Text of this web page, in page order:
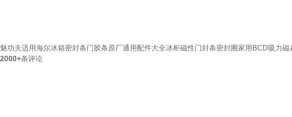
魅功夫适用海尔冰箱密封条门胶条原厂通用配件大全冰柜磁性门封条密封圈家用BCD吸力
2000+条评论